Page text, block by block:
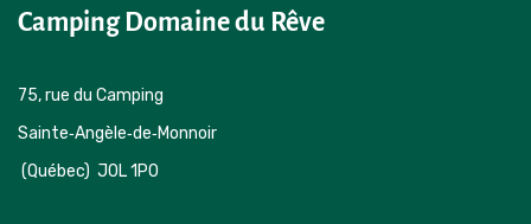
Camping Domaine du Rêve
75, rue du Camping
Sainte‑Angèle‑de‑Monnoir
(Québec)  J0L 1P0